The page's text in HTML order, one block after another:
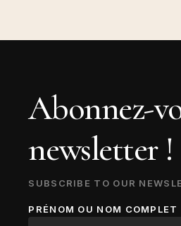
Abonnez-
newsletter !
SUBSCRIBE TO OUR
PRÉNOM OU NOM COMPLET